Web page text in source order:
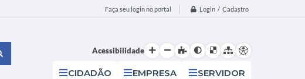
Faça seu login no portal Login / Cadastro
Acessibilidade
CIDADÃO EMPRESA SERVIDOR